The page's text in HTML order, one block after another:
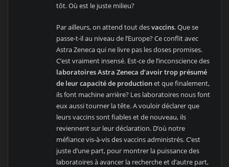
tôt. Où est le juste milieu?
Par ailleurs, on attend tout desvaccins. Que se
passe-t-il au niveau de l’Europe? Ce conflit avec
Astra Zeneca qui ne livre pas les doses promises.
C’est vraiment insensé. Est-ce de l’inconscience des
laboratoires Astra Zeneca d’avoir trop présumé
de leur capacité de productionet que finalement,
ils font machine arrière? Les laboratoires nous font
eux aussi tourner la tête. A vouloir déclarer que
leurs vaccins sont fiables et de nouveau, ils
reviennent sur leur déclaration. D’où notre
méfiance vis-à-vis des vaccins administrés. C’est
juste d’une part, pour montrer la puissance des
laboratoires à avancer la recherche et d’autre part,